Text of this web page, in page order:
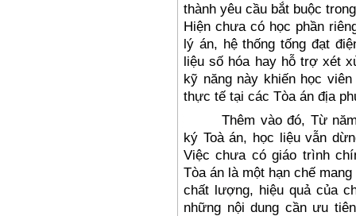
thành yêu cầu bắt buộc
Hiện chưa có học phần
lý án, hệ thống tống đạt
liệu số hóa hay hỗ trợ xét
kỹ năng này khiến học
thực tế tại các Tòa án địa
Thêm vào đó, Từ
ký Toà án, học liệu vẫn
Việc chưa có giáo trình
Tòa án là một hạn chế
chất lượng, hiệu quả của
những nội dung cần ưu